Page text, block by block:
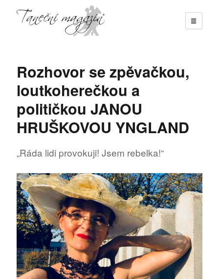
☰
Rozhovor se zpěvačkou,
loutkoherečkou a
političkou JANOU
HRUŠKOVOU YNGLAND
„Ráda lidi provokuji! Jsem rebelka!“